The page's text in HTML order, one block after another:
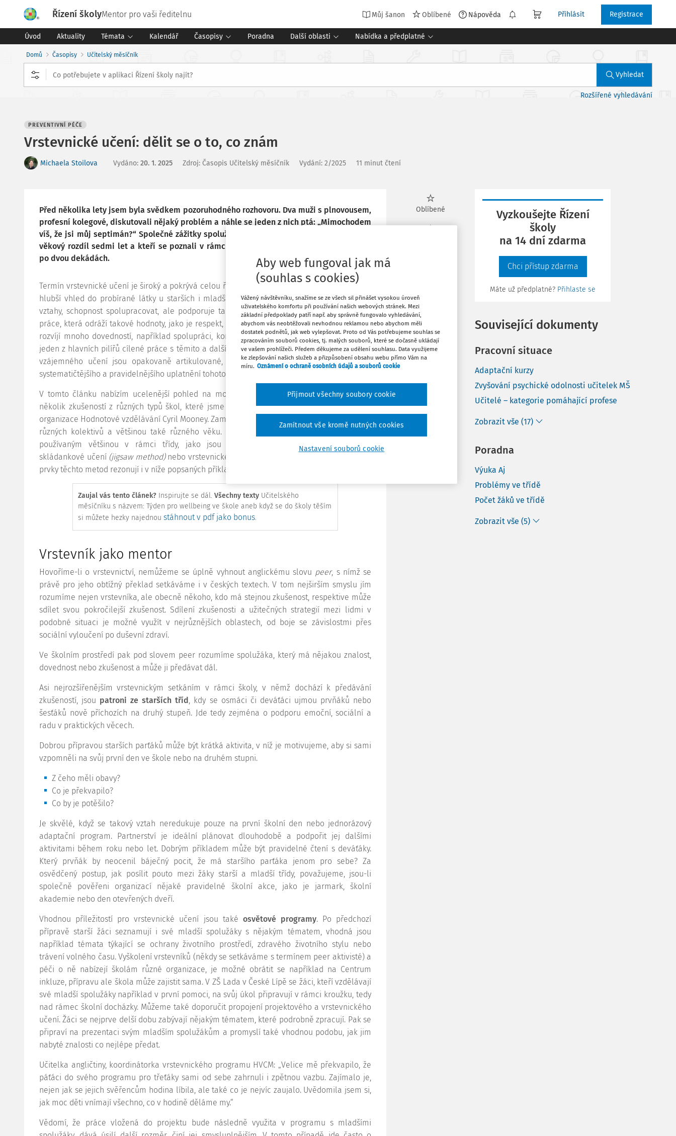
Řízení školyMentor pro vaši ředitelnu Můj šanon Oblíbené Nápověda Přihlásit Registrace
Úvod Aktuality Témata Kalendář Časopisy Poradna Další oblasti Nabídka a předplatné
Domů Časopisy Učitelský měsíčník
Vyhledat
Rozšířené vyhledávání
PREVENTIVNÍ PÉČE
Vrstevnické učení: dělit se o to, co znám
Michaela Stoilova Vydáno: 20. 1. 2025 Zdroj: Časopis Učitelský měsíčník Vydání: 2/2025 11 minut čtení
Před několika lety jsem byla svědkem pozoruhodného rozhovoru. Dva muži s plnovousem,
profesní kolegové, diskutovali nějaký problém a náhle se jeden z nich ptá: „Mimochodem
víš, že jsi můj septimán?“ Společné zážitky spolužáků z osmiletého gymnázia, které dělí
věkový rozdíl sedmi let a kteří se poznali v rámci vrstevnického programu, rezonovaly i
po dvou dekádách.
Termín vrstevnické učení je široký a pokrývá celou řadu kooperativních technik učení. Nabízí
hlubší vhled do probírané látky u starších i mladších spolužáků, posiluje vzájemné dobré
vztahy, schopnost spolupracovat, ale podporuje také vědomí vlastní hodnoty. Je to forma
práce, která odráží takové hodnoty, jako je respekt, tolerance, odpovědnost nebo štědrost, a
rozvíjí mnoho dovedností, například spolupráci, komunikaci a pružnost. Může se z něj stát
jeden z hlavních pilířů cílené práce s těmito a dalšími hodnotami ve škole. Přestože výhody
vzájemného učení jsou opakovaně artikulované, logistická a organizační náročnost od
systematičtějšího a pravidelnějšího uplatnění tohoto přístupu bohužel často odrazuje.
V tomto článku nabízím ucelenější pohled na možnosti vrstevnického učení a zároveň i
několik zkušeností z různých typů škol, které jsme nashromáždili s kolegyněmi a kolegy z
organizace Hodnotové vzdělávání Cyril Mooney. Zaměřím se na ty, v nichž jsou zapojeny děti z
různých kolektivů a většinou také různého věku. Nebudeme se tedy věnovat technikám
používaným většinou v rámci třídy, jako jsou různé podoby skupinové spolupráce,
skládankové učení (jigsaw method)nebo vrstevnické aktivní učení podle Erica Mazura, i když
prvky těchto metod rezonují i v níže popsaných příkladech.
Zaujal vás tento článek? Inspirujte se dál. Všechny texty Učitelského
měsíčníku s názvem: Týden pro wellbeing ve škole aneb když se do školy těším
si můžete hezky najednou stáhnout v pdf jako bonus.
Vrstevník jako mentor
Hovoříme-li o vrstevnictví, nemůžeme se úplně vyhnout anglickému slovu peer, s nímž se
právě pro jeho obtížný překlad setkáváme i v českých textech. V tom nejširším smyslu jím
rozumíme nejen vrstevníka, ale obecně někoho, kdo má stejnou zkušenost, respektive může
sdílet svou pokročilejší zkušenost. Sdílení zkušenosti a užitečných strategií mezi lidmi v
podobné situaci je možné využít v nejrůznějších oblastech, od boje se závislostmi přes
sociální vyloučení po duševní zdraví.
Ve školním prostředí pak pod slovem peer rozumíme spolužáka, který má nějakou znalost,
dovednost nebo zkušenost a může ji předávat dál.
Asi nejrozšířenějším vrstevnickým setkáním v rámci školy, v němž dochází k předávání
zkušeností, jsou patroni ze starších tříd, kdy se osmáci či deváťáci ujmou prvňáků nebo
šesťáků nově příchozích na druhý stupeň. Jde tedy zejména o podporu emoční, sociální a
radu v praktických věcech.
Dobrou přípravou starších parťáků může být krátká aktivita, v níž je motivujeme, aby si sami
vzpomněli na svůj první den ve škole nebo na druhém stupni.
Z čeho měli obavy?
Co je překvapilo?
Co by je potěšilo?
Je skvělé, když se takový vztah neredukuje pouze na první školní den nebo jednorázový
adaptační program. Partnerství je ideální plánovat dlouhodobě a podpořit jej dalšími
aktivitami během roku nebo let. Dobrým příkladem může být pravidelné čtení s deváťáky.
Který prvňák by neocenil báječný pocit, že má staršího parťáka jenom pro sebe? Za
osvědčený postup, jak posílit pouto mezi žáky starší a mladší třídy, považujeme, jsou-li
společně pověřeni organizací nějaké pravidelné školní akce, jako je jarmark, školní
akademie nebo den otevřených dveří.
Vhodnou příležitostí pro vrstevnické učení jsou také osvětové programy. Po předchozí
přípravě starší žáci seznamují i své mladší spolužáky s nějakým tématem, vhodná jsou
například témata týkající se ochrany životního prostředí, zdravého životního stylu nebo
trávení volného času. Vyškolení vrstevníků (někdy se setkáváme s termínem peer aktivisté) a
péči o ně nabízejí školám různé organizace, je možné obrátit se například na Centrum
inkluze, přípravu ale škola může zajistit sama. V ZŠ Lada v České Lípě se žáci, kteří vzdělávají
své mladší spolužáky například v první pomoci, na svůj úkol připravují v rámci kroužku, tedy
nad rámec školní docházky. Můžeme také doporučit propojení projektového a vrstevnického
učení. Žáci se nejprve delší dobu zabývají nějakým tématem, které podrobně zpracují. Pak se
připraví na prezentaci svým mladším spolužákům a promyslí také vhodnou podobu, jak jim
nabyté znalosti co nejlépe předat.
Učitelka angličtiny, koordinátorka vrstevnického programu HVCM: „Velice mě překvapilo, že
páťáci do svého programu pro třeťáky sami od sebe zahrnuli i zpětnou vazbu. Zajímalo je,
nejen jak se jejich svěřencům hodina líbila, ale také co je nejvíc zaujalo. Uvědomila jsem si,
jak moc děti vnímají všechno, co v hodině děláme my.“
Vědomí, že práce vložená do projektu bude následně využita v programu s mladšími
Oblíbené
Poznámka
Vyzkoušejte Řízení
školy
na 14 dní zdarma
Chci přístup zdarma
Máte už předplatné? Přihlaste se
Související dokumenty
Pracovní situace
Adaptační kurzy
Zvyšování psychické odolnosti učitelek MŠ
Učitelé – kategorie pomáhající profese
Zobrazit vše (17)
Poradna
Výuka Aj
Problémy ve třídě
Počet žáků ve třídě
Zobrazit vše (5)
Aby web fungoval jak má
(souhlas s cookies)
Vážený návštěvníku, snažíme se ze všech sil přinášet vysokou úroveň
uživatelského komfortu při používání našich webových stránek. Mezi
základní předpoklady patří např. aby správně fungovalo vyhledávání,
abychom vás neobtěžovali nevhodnou reklamou nebo abychom měli
dostatek podnětů, jak web vylepšovat. Proto od Vás potřebujeme souhlas se
zpracováním souborů cookies, tj. malých souborů, které se dočasně ukládají
ve vašem prohlížeči. Předem děkujeme za udělení souhlasu. Data využijeme
ke zlepšování našich služeb a přizpůsobení obsahu webu přímo Vám na
míru. Oznámení o ochraně osobních údajů a souborů cookie
Nastavení souborů cookie
Zamítnout vše kromě nutných cookies
Přijmout všechny soubory cookie